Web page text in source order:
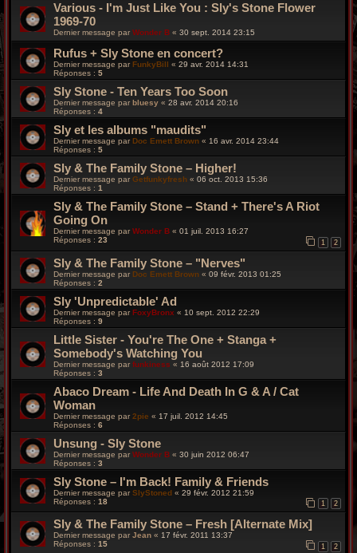
Various - I'm Just Like You : Sly's Stone Flower
1969-70
Dernier message par Wonder B « 30 sept. 2014 23:15
Rufus + Sly Stone en concert?
Dernier message parFunkyBill « 29 avr. 2014 14:31
Réponses : 5
Sly Stone - Ten Years Too Soon
Dernier message par bluesy « 28 avr. 2014 20:16
Réponses : 4
Sly et les albums "maudits"
Dernier message parDoc Emett Brown « 16 avr. 2014 23:44
Réponses : 5
Sly & The Family Stone – Higher!
Dernier message par Getfunkyfresh « 06 oct. 2013 15:36
Réponses : 1
Sly & The Family Stone – Stand + There's A Riot
Going On
Dernier message par Wonder B « 01 juil. 2013 16:27
Réponses : 23 1 2
Sly & The Family Stone – "Nerves"
Dernier message par Doc Emett Brown « 09 févr. 2013 01:25
Réponses : 2
Sly 'Unpredictable' Ad
Dernier message parFoxyBronx « 10 sept. 2012 22:29
Réponses : 9
Little Sister - You're The One + Stanga +
Somebody's Watching You
Dernier message par funkiness « 16 août 2012 17:09
Réponses : 3
Abaco Dream - Life And Death In G & A / Cat
Woman
Dernier message par 2pie « 17 juil. 2012 14:45
Réponses : 6
Unsung - Sly Stone
Dernier message par Wonder B « 30 juin 2012 06:47
Réponses : 3
Sly Stone – I'm Back! Family & Friends
Dernier message parSlyStoned « 29 févr. 2012 21:59
Réponses : 18 1 2
Sly & The Family Stone – Fresh [Alternate Mix]
Dernier message par Jean « 17 févr. 2011 13:37
Réponses : 15 1 2